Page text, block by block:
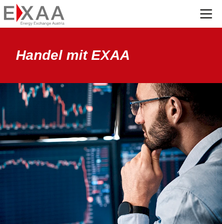
Handel mit EXAA